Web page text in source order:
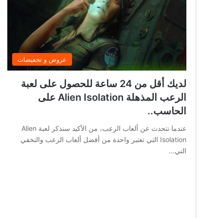
عروض و تخفيضات
لديك أقل من 24 ساعة للحصول على لعبة
الرعب المذهلة Alien Isolation على
الحاسب..
عندما نتحدث عن ألعاب الرعب، من الأكيد سنذكر لعبة Alien
Isolation التي تعتبر واحدة من أفضل ألعاب الرعب والتخفي
التي…